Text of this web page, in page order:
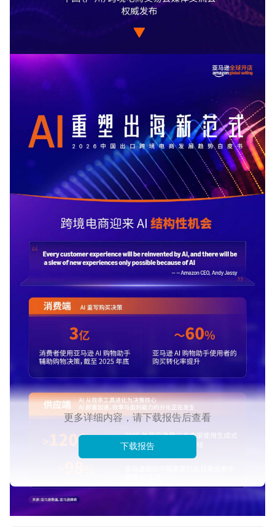
更多详细内容，请下载报告后查看
下载报告